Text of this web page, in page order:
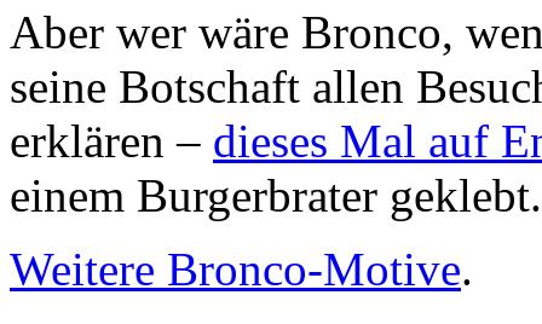
Aber wer wäre Bronco,
seine Botschaft allen
erklären – dieses Mal auf
einem Burgerbrater geklebt.
Weitere Bronco-Motive.